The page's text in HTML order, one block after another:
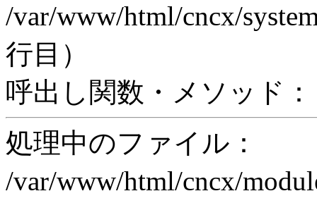
/var/www/html/cncx/
行目）
呼出し関数・メソッド：
処理中のファイル：
/var/www/html/cncx/